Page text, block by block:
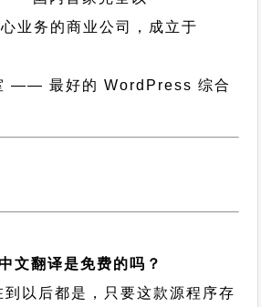
业务的商业公司，成立于
—— 最好的 WordPress 综合
翻译是免费的吗？
以后都是，只要这款源程序存